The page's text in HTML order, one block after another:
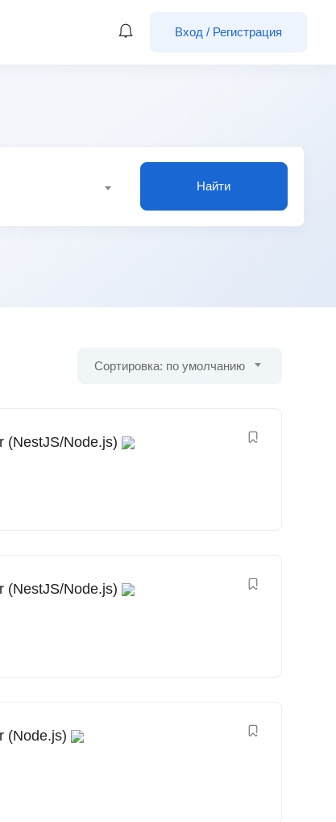
Вход / Регистрация
Найти
Сортировка: по умолчанию
(NestJS/Node.js)
(NestJS/Node.js)
(Node.js)